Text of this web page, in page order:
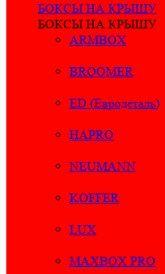
БОКСЫ НА КРЫШУ
БОКСЫ НА КРЫШУ
ARMBOX
BROOMER
ED (Евродеталь)
HAPRO
NEUMANN
KOFFER
LUX
MAXBOX PRO